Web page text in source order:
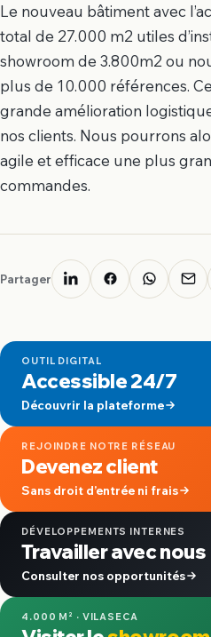
Le nouveau bâtiment avec
total de 27.000 m2 utiles
showroom de 3.800m2 ou
plus de 10.000 références.
grande amélioration
nos clients. Nous pourrons
agile et efficace une plus
commandes.
Partager
OUTIL DIGITAL
Accessible 24/7
Découvrir la plateforme
REJOINDRE NOTRE RÉSEAU
Devenez client
Sans droit d’entrée ni frais
DÉVELOPPEMENTS INTERNES
Travailler avec nous
Consulter nos opportunités
4.000 M² · VILASECA